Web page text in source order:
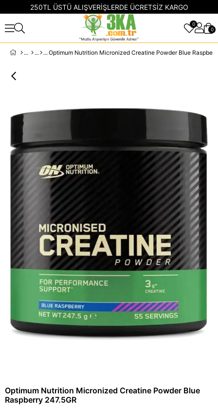
250TL ÜSTÜ ALIŞVERİŞLERDE ÜCRETSİZ KARGO
0
0
Optimum Nutrition Micronized Creatine Powder Blue
Raspberry 247.5GR